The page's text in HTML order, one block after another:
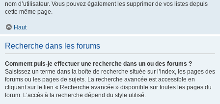
nom d’utilisateur. Vous pouvez également les supprimer de vos listes depuis
cette même page.
Haut
Recherche dans les forums
Comment puis-je effectuer une recherche dans un ou des forums ?
Saisissez un terme dans la boîte de recherche située sur l’index, les pages des
forums ou les pages de sujets. La recherche avancée est accessible en
cliquant sur le lien « Recherche avancée » disponible sur toutes les pages du
forum. L’accès à la recherche dépend du style utilisé.